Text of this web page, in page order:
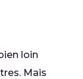
loin
Mais